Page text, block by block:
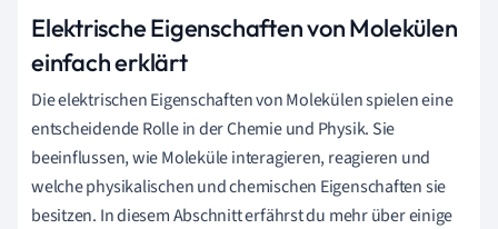
Elektrische Eigenschaften von Molekülen
einfach erklärt
Die elektrischen Eigenschaften von Molekülen spielen eine
entscheidende Rolle in der Chemie und Physik. Sie
beeinflussen, wie Moleküle interagieren, reagieren und
welche physikalischen und chemischen Eigenschaften sie
besitzen. In diesem Abschnitt erfährst du mehr über einige